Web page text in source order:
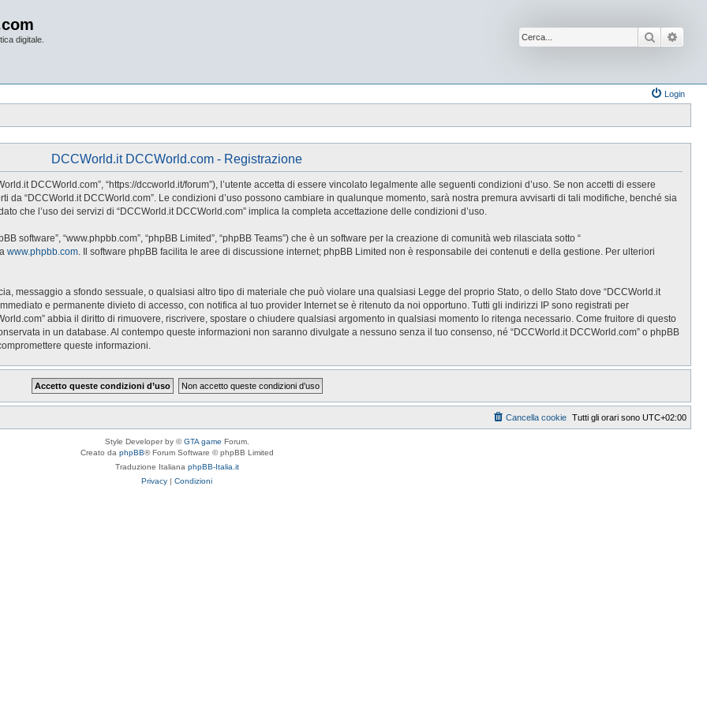
digitale. Cerca
Login
DCCWorld.it DCCWorld.com - Registrazione
DCCWorld.com”, “https://dccworld.it/forum”), l’utente accetta di essere vincolato legalmente alle seguenti condizioni d’uso. Se non accetti di essere
da “DCCWorld.it DCCWorld.com”. Le condizioni d’uso possono cambiare in qualunque momento, sarà nostra premura avvisarti di tali modifiche, benché sia
che l’uso dei servizi di “DCCWorld.it DCCWorld.com” implica la completa accettazione delle condizioni d’uso.
software”, “www.phpbb.com”, “phpBB Limited”, “phpBB Teams”) che è un software per la creazione di comunità web rilasciata sotto “
www.phpbb.com. Il software phpBB facilita le aree di discussione internet; phpBB Limited non è responsabile dei contenuti e della gestione. Per ulteriori
messaggio a sfondo sessuale, o qualsiasi altro tipo di materiale che può violare una qualsiasi Legge del proprio Stato, o dello Stato dove “DCCWorld.it
e permanente divieto di accesso, con notifica al tuo provider Internet se è ritenuto da noi opportuno. Tutti gli indirizzi IP sono registrati per
abbia il diritto di rimuovere, riscrivere, spostare o chiudere qualsiasi argomento in qualsiasi momento lo ritenga necessario. Come fruitore di questo
in un database. Al contempo queste informazioni non saranno divulgate a nessuno senza il tuo consenso, né “DCCWorld.it DCCWorld.com” o phpBB
queste informazioni.
Tutti gli orari sono UTC+02:00
Cancella cookie
Style Developer by ©GTA game Forum.
Creato da phpBB® Forum Software © phpBB Limited
Traduzione Italiana phpBB-Italia.it
Privacy | Condizioni